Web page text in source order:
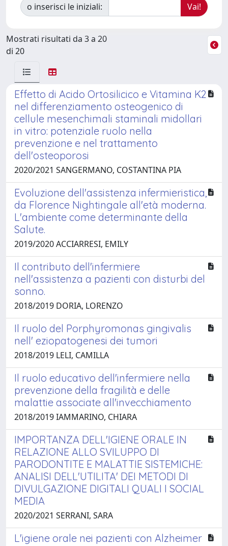
o inserisci le iniziali:
Mostrati risultati da 3 a 20
di 20
Effetto di Acido Ortosilicico e Vitamina K2
nel differenziamento osteogenico di
cellule mesenchimali staminali midollari
in vitro: potenziale ruolo nella
prevenzione e nel trattamento
dell'osteoporosi
2020/2021 SANGERMANO, COSTANTINA PIA
Evoluzione dell'assistenza infermieristica,
da Florence Nightingale all'età moderna.
L'ambiente come determinante della
Salute.
2019/2020 ACCIARRESI, EMILY
Il contributo dell'infermiere
nell'assistenza a pazienti con disturbi del
sonno.
2018/2019 DORIA, LORENZO
Il ruolo del Porphyromonas gingivalis
nell' eziopatogenesi dei tumori
2018/2019 LELI, CAMILLA
Il ruolo educativo dell'infermiere nella
prevenzione della fragilità e delle
malattie associate all'invecchiamento
2018/2019 IAMMARINO, CHIARA
IMPORTANZA DELL'IGIENE ORALE IN
RELAZIONE ALLO SVILUPPO DI
PARODONTITE E MALATTIE SISTEMICHE:
ANALISI DELL'UTILITA' DEI METODI DI
DIVULGAZIONE DIGITALI QUALI I SOCIAL
MEDIA
2020/2021 SERRANI, SARA
L'igiene orale nei pazienti con Alzheimer